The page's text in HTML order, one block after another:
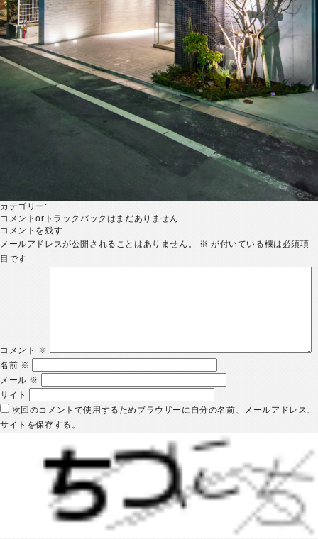
カテゴリー:
コメントorトラックバックはまだありません
コメントを残す
メールアドレスが公開されることはありません。
※ が付いている欄は必須項
目です
コメント ※
名前 ※
メール ※
サイト
次回のコメントで使用するためブラウザーに自分の名前、メールアドレス、
サイトを保存する。